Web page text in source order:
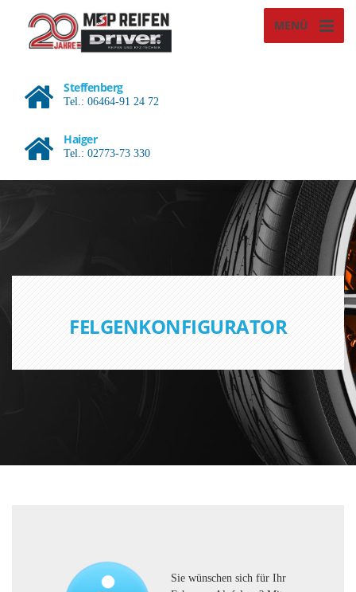
MENÜ
Steffenberg
Tel.: 06464-91 24 72
Haiger
Tel.: 02773-73 330
FELGENKONFIGURATOR
Sie wünschen sich für Ihr